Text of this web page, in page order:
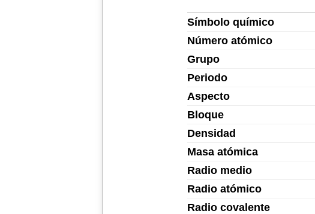
Símbolo químico
Número atómico
Grupo
Periodo
Aspecto
Bloque
Densidad
Masa atómica
Radio medio
Radio atómico
Radio covalente